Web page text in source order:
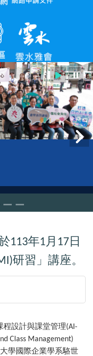
113年1 月 17 日
研習」講座。
程設計與課堂管理(AI-
Class Management)
學國際企業學系駱世